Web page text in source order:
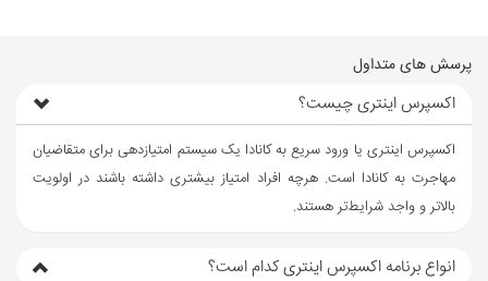
پرسش های متداول
اکسپرس اینتری چیست؟
اکسپرس اینتری یا ورود سریع به کانادا یک سیستم امتیاز‌دهی برای متقاضیان
مهاجرت به کانادا است. هرچه افراد امتیاز بیشتری داشته باشند در اولویت
بالاتر و واجد شرایط‌تر هستند.
انواع برنامه اکسپرس اینتری کدام است؟